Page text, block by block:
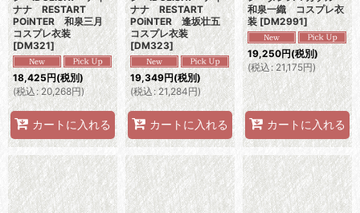
ナナ RESTART
POiNTER 和泉三月
コスプレ衣装
[DM321]
18,425円(税別)
(税込 : 20,268円)
カートに入れる
ナナ RESTART
POiNTER 逢坂壮五
コスプレ衣装
[DM323]
19,349円(税別)
(税込 : 21,284円)
カートに入れる
和泉一織 コスプレ衣
装 [DM2991]
19,250円(税別)
(税込: 21,175円)
カートに入れる